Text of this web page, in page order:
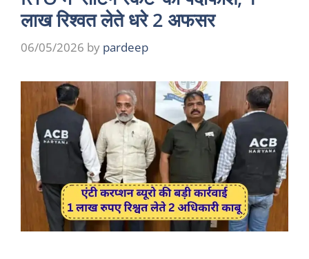
लाख रिश्वत लेते धरे 2 अफसर
06/05/2026 by pardeep